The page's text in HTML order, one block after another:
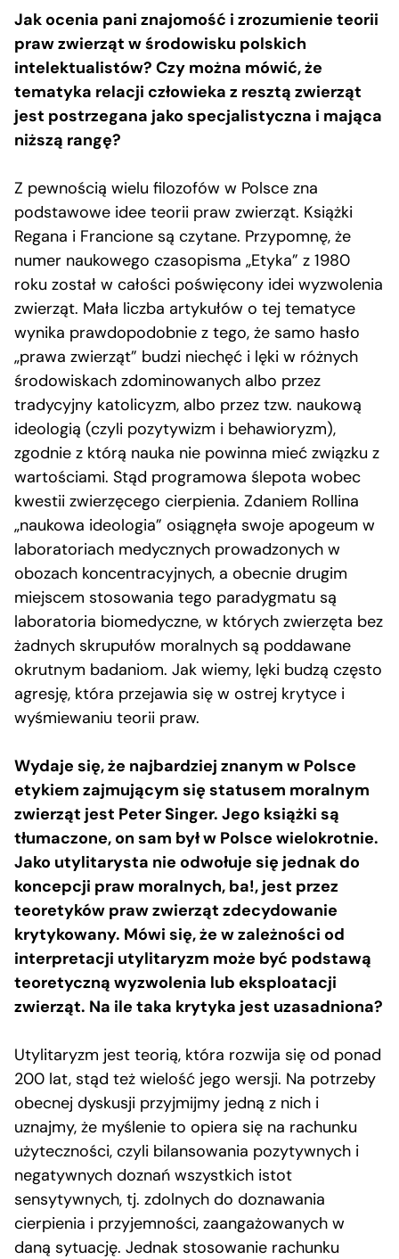
Jak ocenia pani znajomość i zrozumienie teorii
praw zwierząt w środowisku polskich
intelektualistów? Czy można mówić, że
tematyka relacji człowieka z resztą zwierząt
jest postrzegana jako specjalistyczna i mająca
niższą rangę?
Z pewnością wielu filozofów w Polsce zna
podstawowe idee teorii praw zwierząt. Książki
Regana i Francione są czytane. Przypomnę, że
numer naukowego czasopisma „Etyka” z 1980
roku został w całości poświęcony idei wyzwolenia
zwierząt. Mała liczba artykułów o tej tematyce
wynika prawdopodobnie z tego, że samo hasło
„prawa zwierząt” budzi niechęć i lęki w różnych
środowiskach zdominowanych albo przez
tradycyjny katolicyzm, albo przez tzw. naukową
ideologią (czyli pozytywizm i behawioryzm),
zgodnie z którą nauka nie powinna mieć związku z
wartościami. Stąd programowa ślepota wobec
kwestii zwierzęcego cierpienia. Zdaniem Rollina
„naukowa ideologia” osiągnęła swoje apogeum w
laboratoriach medycznych prowadzonych w
obozach koncentracyjnych, a obecnie drugim
miejscem stosowania tego paradygmatu są
laboratoria biomedyczne, w których zwierzęta bez
żadnych skrupułów moralnych są poddawane
okrutnym badaniom. Jak wiemy, lęki budzą często
agresję, która przejawia się w ostrej krytyce i
wyśmiewaniu teorii praw.
Wydaje się, że najbardziej znanym w Polsce
etykiem zajmującym się statusem moralnym
zwierząt jest Peter Singer. Jego książki są
tłumaczone, on sam był w Polsce wielokrotnie.
Jako utylitarysta nie odwołuje się jednak do
koncepcji praw moralnych, ba!, jest przez
teoretyków praw zwierząt zdecydowanie
krytykowany. Mówi się, że w zależności od
interpretacji utylitaryzm może być podstawą
teoretyczną wyzwolenia lub eksploatacji
zwierząt. Na ile taka krytyka jest uzasadniona?
Utylitaryzm jest teorią, która rozwija się od ponad
200 lat, stąd też wielość jego wersji. Na potrzeby
obecnej dyskusji przyjmijmy jedną z nich i
uznajmy, że myślenie to opiera się na rachunku
użyteczności, czyli bilansowania pozytywnych i
negatywnych doznań wszystkich istot
sensytywnych, tj. zdolnych do doznawania
cierpienia i przyjemności, zaangażowanych w
daną sytuację. Jednak stosowanie rachunku